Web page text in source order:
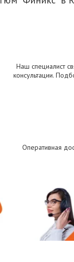
Наш специалист
консультации.
Оперативная